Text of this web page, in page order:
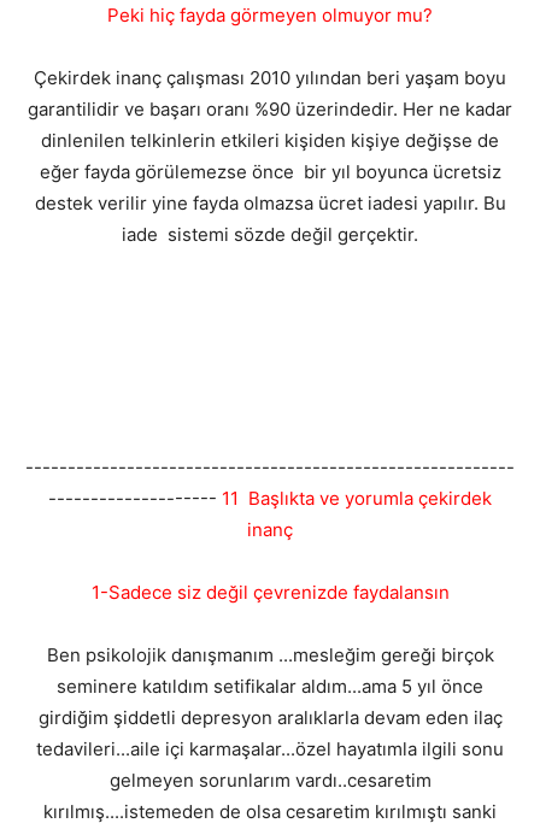
Peki hiç fayda görmeyen olmuyor mu?
Çekirdek inanç çalışması 2010 yılından beri yaşam boyu
garantilidir ve başarı oranı %90 üzerindedir. Her ne kadar
dinlenilen telkinlerin etkileri kişiden kişiye değişse de
eğer fayda görülemezse önce bir yıl boyunca ücretsiz
destek verilir yine fayda olmazsa ücret iadesi yapılır. Bu
iade sistemi sözde değil gerçektir.
----------------------------------------------------------
-------------------- 11 Başlıkta ve yorumla çekirdek
inanç
1-Sadece siz değil çevrenizde faydalansın
Ben psikolojik danışmanım ...mesleğim gereği birçok
seminere katıldım setifikalar aldım...ama 5 yıl önce
girdiğim şiddetli depresyon aralıklarla devam eden ilaç
tedavileri...aile içi karmaşalar...özel hayatımla ilgili sonu
gelmeyen sorunlarım vardı..cesaretim
kırılmış....istemeden de olsa cesaretim kırılmıştı sanki